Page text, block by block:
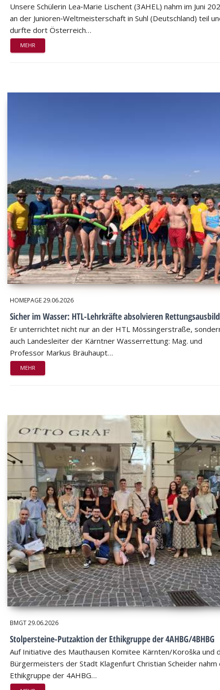
Unsere Schülerin Lea‑Marie Lischent (3AHEL) nahm im Juni
an der Junioren‑Weltmeisterschaft in Suhl (Deutschland) teil
durfte dort Österreich…
MEHR
HOMEPAGE29.06.2026
Sicher im Wasser: HTL-Lehrkräfte absolvieren
Er unterrichtet nicht nur an der HTL Mössingerstraße,
auch Landesleiter der Kärntner Wasserrettung: Mag. und
Professor Markus Bräuhaupt…
MEHR
BMGT29.06.2026
Stolpersteine-Putzaktion der Ethikgruppe der 4AHBG/4BHBG
Auf Initiative des Mauthausen Komitee Kärnten/Koroška und
Bürgermeisters der Stadt Klagenfurt Christian Scheider nahm
Ethikgruppe der 4AHBG…